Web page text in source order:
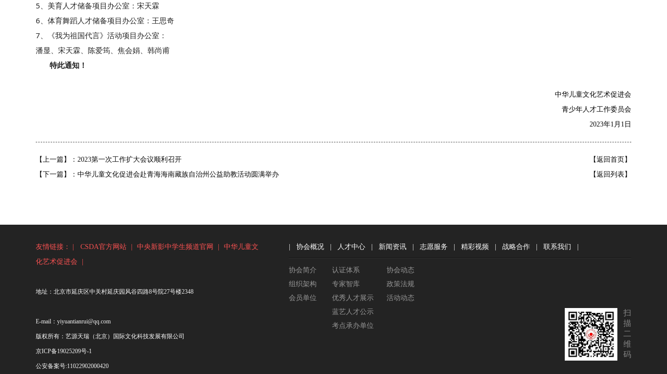
5、美育人才储备项目办公室：宋天霖
6、体育舞蹈人才储备项目办公室：王思奇
7、《我为祖国代言》活动项目办公室：
潘显、宋天霖、陈爱筠、焦会娟、韩尚甫
特此通知！
中华儿童文化艺术促进会
青少年人才工作委员会
2023年1月1日
【上一篇】：2023第一次工作扩大会议顺利召开
【下一篇】：中华儿童文化促进会赴青海海南藏族自治州公益助教活动圆满举办
【返回首页】
【返回列表】
友情链接： | CSDA官方网站 中央新影中学生频道官网
中华儿童文
化艺术促进会
地址：北京市延庆区中关村延庆园风谷四路8号院27号楼2348
E-mail：yiyuantianrui@qq.com
版权所有：艺源天瑞（北京）国际文化科技发展有限公司
京ICP备19025209号-1
公安备案号:11022902000420
协会概况 人才中心 新闻资讯 志愿服务 精彩视频 战略合作 联系我们
协会简介
组织架构
会员单位
认证体系
专家智库
优秀人才展示
蓝艺人才公示
考点承办单位
协会动态
政策法规
活动动态
扫
描
二
维
码